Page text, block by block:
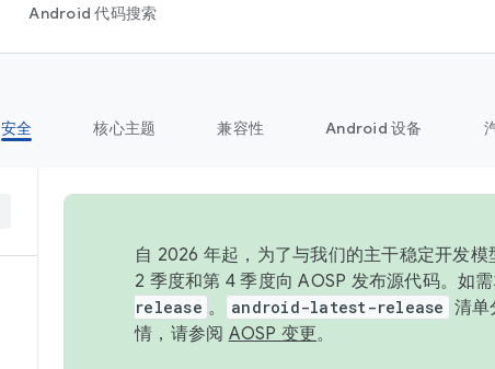
Android 代码搜索
安全 核心主题 兼容性 Android 设备
自 2026 年起，为了与我们的主干稳定开发
2 季度和第 4 季度向 AOSP 发布源代码。如
release 。 android-latest-release 清单
情，请参阅 AOSP 变更。